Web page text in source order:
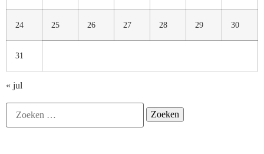
24 25 26 27 28 29 30
31
« jul